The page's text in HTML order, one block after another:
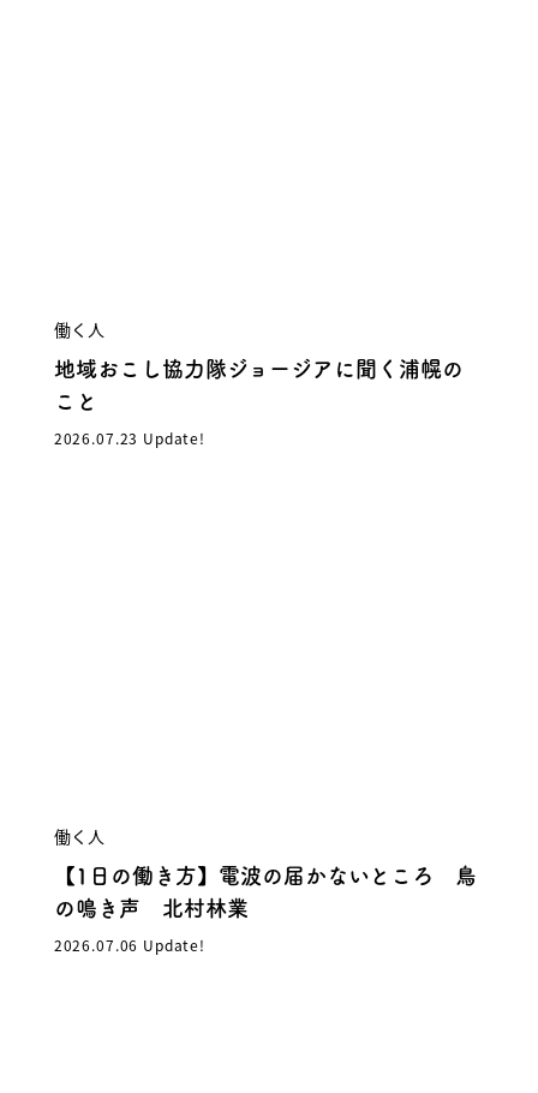
働く人
地域おこし協力隊ジョージアに聞く浦幌の
こと
2026.07.23 Update!
働く人
【1日の働き方】電波の届かないところ 鳥
の鳴き声 北村林業
2026.07.06 Update!